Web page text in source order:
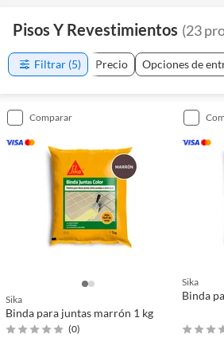
Pisos Y Revestimientos (23
Filtrar (5) Precio Opciones de
comparar
Sika
Binda para juntas marrón 1 kg
(0)
Sika
Binda